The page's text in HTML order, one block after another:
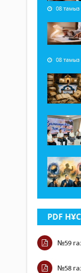
08 тамыз
08 тамыз
PDF
№59
№58